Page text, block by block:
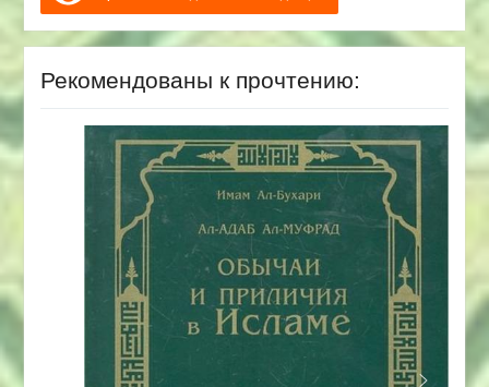
Рекомендованы к прочтению: